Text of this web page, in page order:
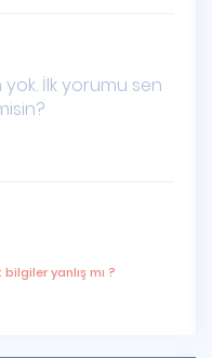
İlk yorumu sen
yanlış mı ?